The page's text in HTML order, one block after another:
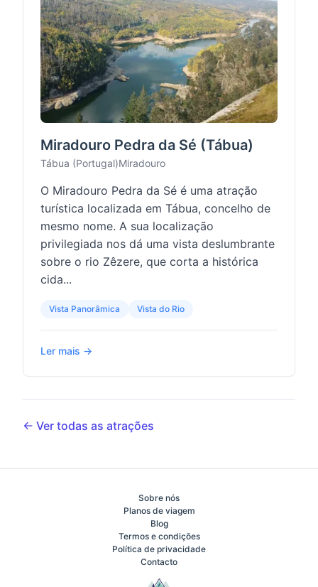
Miradouro Pedra da Sé (Tábua)
Tábua (Portugal)Miradouro
O Miradouro Pedra da Sé é uma atração
turística localizada em Tábua, concelho de
mesmo nome. A sua localização
privilegiada nos dá uma vista deslumbrante
sobre o rio Zêzere, que corta a histórica
cida...
Vista Panorâmica Vista do Rio
Ler mais →
← Ver todas as atrações
Sobre nós
Planos de viagem
Blog
Termos e condições
Política de privacidade
Contacto